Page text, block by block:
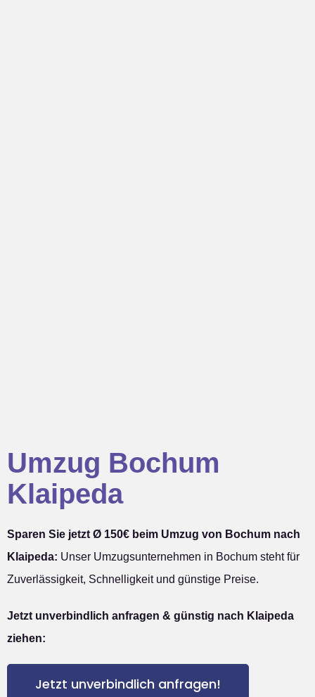
Umzug Bochum
Klaipeda
Sparen Sie jetzt Ø 150€ beim Umzug von Bochum nach
Klaipeda: Unser Umzugsunternehmen in Bochum steht für
Zuverlässigkeit, Schnelligkeit und günstige Preise.
Jetzt unverbindlich anfragen & günstig nach Klaipeda
ziehen:
Jetzt unverbindlich anfragen!